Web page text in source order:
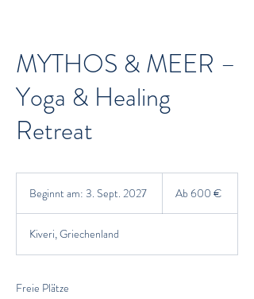
MYTHOS & MEER –
Yoga & Healing
Retreat
Beginnt am: 3. Sept. 2027
n
EuroAb 600 €
Kiveri, Griechenland
Freie Plätze